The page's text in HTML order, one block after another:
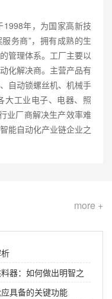
年，为国家高新技
务商”，拥有成熟的生
管理体系。工厂主要以
化解决商。主营产品有
自动锁螺丝机、机械手
大工业电子、电器、照
业厂商解决生产效率难
能自动化产业链企业之
more +
器：如何做出明智之
具备的关键功能